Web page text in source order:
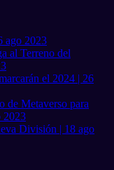
ago 2023
al Terreno del
el 2024 | 26
de Metaverso para
2023
División | 18 ago